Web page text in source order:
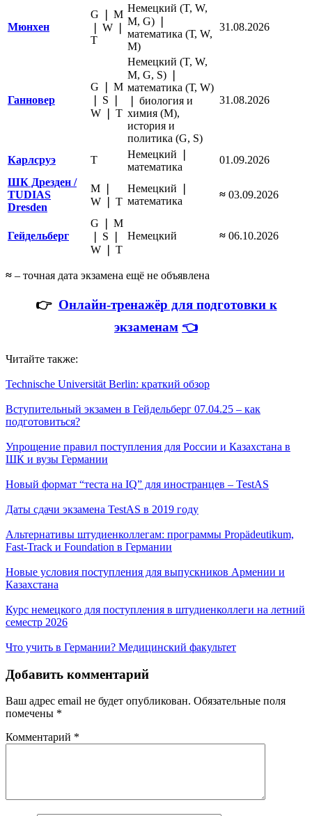
Мюнхен
G ❘ M
❘ W ❘
Т
Немецкий (T, W,
M, G) ❘
математика (Т, W,
M)
31.08.2026
Ганновер
G ❘ M
❘ S ❘
W ❘ Т
Немецкий (T, W,
M, G, S) ❘
математика (Т, W)
❘ биология и
химия (M),
история и
политика (G, S)
31.08.2026
Карлсруэ Т
Немецкий ❘
математика
01.09.2026
ШК Дрезден /
TUDIAS
Dresden
M ❘
W ❘ Т
Немецкий ❘
математика
≈ 03.09.2026
Гейдельберг
G ❘ M
❘ S ❘
W ❘ Т
Немецкий ≈ 06.10.2026
≈ – точная дата экзамена ещё не объявлена
👉 Онлайн-тренажёр для подготовки к
экзаменам 👈
Читайте также:
Technische Universität Berlin: краткий обзор
Вступительный экзамен в Гейдельберг 07.04.25 – как
подготовиться?
Упрощение правил поступления для России и Казахстана в
ШК и вузы Германии
Новый формат “теста на IQ” для иностранцев – TestAS
Даты сдачи экзамена TestAS в 2019 году
Альтернативы штудиенколлегам: программы Propädeutikum,
Fast-Track и Foundation в Германии
Новые условия поступления для выпускников Армении и
Казахстана
Курс немецкого для поступления в штудиенколлеги на летний
семестр 2026
Что учить в Германии? Медицинский факультет
Добавить комментарий
Ваш адрес email не будет опубликован. Обязательные поля
помечены *
Комментарий *